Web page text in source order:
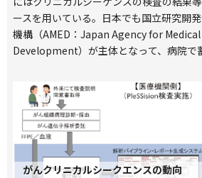
ースを用いている。日本でも国立研究開
機構（AMED：Japan Agency for
Development）が主体となって、病院で
ム情報統合データベースプロジェクト」
ベースとしてMGeND（Medical Genomics japan variant
Database）が構築された。MGeNDでは
異だけでなく、有名疾患関連DBと連携し
活用可能なデータベースとなっている。本
ンセプトから画面、応用事例について紹
がんクリニカルシークエンスの動向